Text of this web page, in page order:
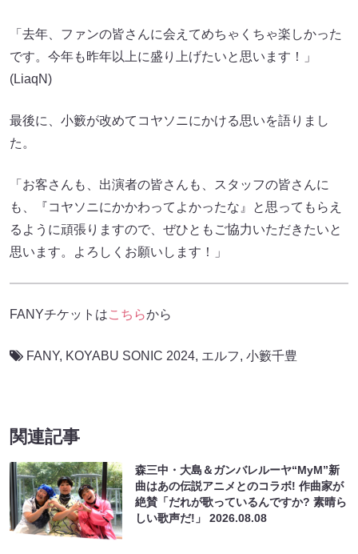
「去年、ファンの皆さんに会えてめちゃくちゃ楽しかった
です。今年も昨年以上に盛り上げたいと思います！」
(LiaqN)
最後に、小籔が改めてコヤソニにかける思いを語りまし
た。
「お客さんも、出演者の皆さんも、スタッフの皆さんに
も、『コヤソニにかかわってよかったな』と思ってもらえ
るように頑張りますので、ぜひともご協力いただきたいと
思います。よろしくお願いします！」
FANYチケットはこちらから
FANY, KOYABU SONIC 2024, エルフ, 小籔千豊
関連記事
森三中・大島＆ガンバレルーヤ“MyM”新
曲はあの伝説アニメとのコラボ! 作曲家が
絶賛「だれが歌っているんですか? 素晴ら
しい歌声だ!」2026.08.08